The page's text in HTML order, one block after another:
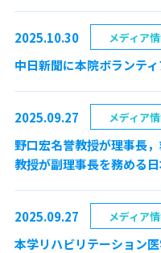
2025.10.30 メディア
中日新聞に本院ボランテ
2025.09.27 メディア
野口宏名誉教授が理事長
教授が副理事長を務める
2025.09.27 メディア
本学リハビリテーション